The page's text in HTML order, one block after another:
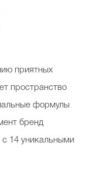
приятных
пространство
формулы
бренд
с 14 уникальными